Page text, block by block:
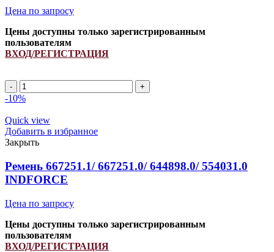
Цена по запросу
Цены доступны только зарегистрированным
пользователям
ВХОД/РЕГИСТРАЦИЯ
Ремень
629769.1/
344311117
INDFORCE
quantity
-10%
Quick view
Добавить в избранное
Закрыть
Ремень 667251.1/ 667251.0/ 644898.0/ 554031.0
INDFORCE
Цена по запросу
Цены доступны только зарегистрированным
пользователям
ВХОД/РЕГИСТРАЦИЯ